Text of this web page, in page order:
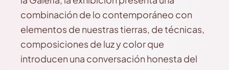
combinación de lo contemporáneo con
elementos de nuestras tierras, de técnicas,
composiciones de luz y color que
introducen una conversación honesta del